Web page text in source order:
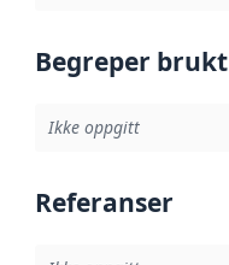
Begreper
Ikke oppgitt
Referanser